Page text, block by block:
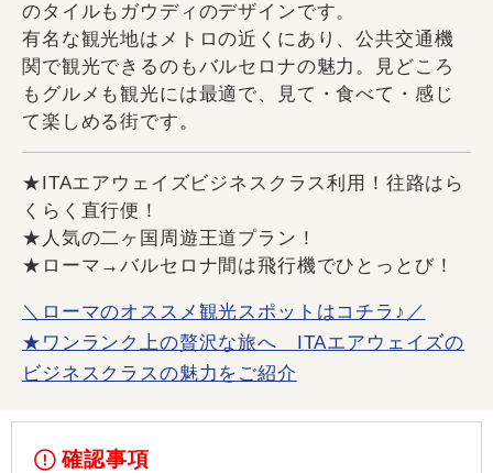
のタイルもガウディのデザインです。
有名な観光地はメトロの近くにあり、公共交通機
関で観光できるのもバルセロナの魅力。見どころ
もグルメも観光には最適で、見て・食べて・感じ
て楽しめる街です。
★ITAエアウェイズビジネスクラス利用！往路はら
くらく直行便！
★人気の二ヶ国周遊王道プラン！
★ローマ→バルセロナ間は飛行機でひとっとび！
＼ローマのオススメ観光スポットはコチラ♪／
★ワンランク上の贅沢な旅へ ITAエアウェイズの
ビジネスクラスの魅力をご紹介
確認事項